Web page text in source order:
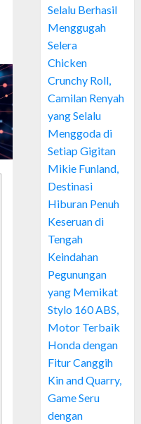
Selalu Berhasil
Menggugah
Selera
Chicken
Crunchy Roll,
Camilan Renyah
yang Selalu
Menggoda di
Setiap Gigitan
Mikie Funland,
Destinasi
Hiburan Penuh
Keseruan di
Tengah
Keindahan
Pegunungan
yang Memikat
Stylo 160 ABS,
Motor Terbaik
Honda dengan
Fitur Canggih
Kin and Quarry,
Game Seru
dengan